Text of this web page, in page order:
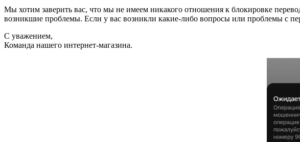
Мы хотим заверить вас, что мы не имеем никакого отношения к блокировке
возникшие проблемы. Если у вас возникли какие-либо вопросы или проблемы с
С уважением,
Команда нашего интернет-магазина.